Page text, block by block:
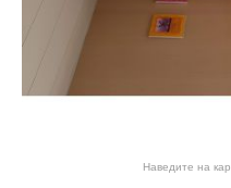
Наведите на